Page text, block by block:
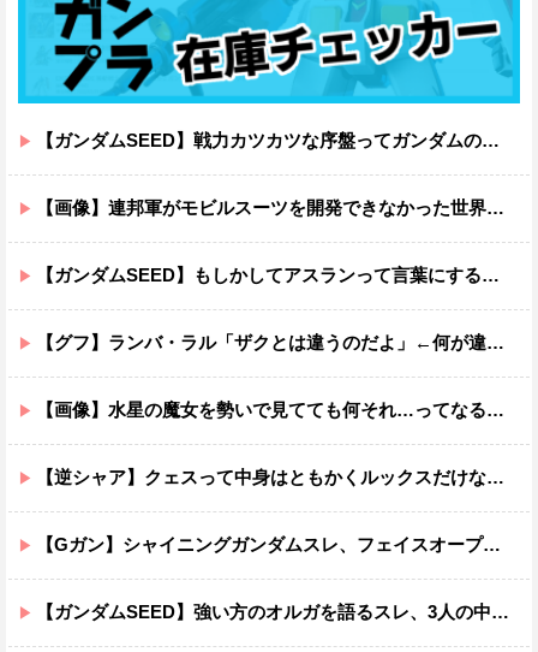
【ガンダムSEED】戦力カツカツな序盤ってガンダムの中だと割と珍しい気がする
【画像】連邦軍がモビルスーツを開発できなかった世界線のガンダムｗｗｗｗｗｗｗ
【ガンダムSEED】もしかしてアスランって言葉にするのが下手なだけでめっちゃいい人なのでは？
【グフ】ランバ・ラル「ザクとは違うのだよ」←何が違うの？
【画像】水星の魔女を勢いで見てても何それ…ってなる部分ｗｗｗｗｗｗｗｗ
【逆シャア】クェスって中身はともかくルックスだけなら最高だな
【Gガン】シャイニングガンダムスレ、フェイスオープンが嫌いな男の子なんていません
【ガンダムSEED】強い方のオルガを語るスレ、3人の中でも強化は一番されてない方